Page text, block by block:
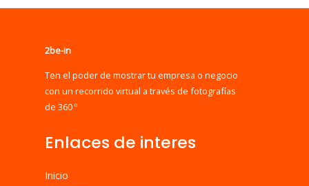
2be-in
Ten el poder de mostrar tu empresa o negocio
con un recorrido virtual a través de fotografías
de 360 º
Enlaces de interes
Inicio